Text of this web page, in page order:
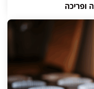
ופריכה